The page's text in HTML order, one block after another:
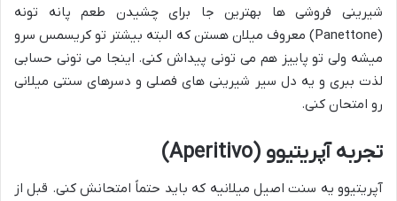
شیرینی فروشی ها بهترین جا برای چشیدن طعم پانه تونه
(Panettone) معروف میلان هستن که البته بیشتر تو کریسمس سرو
میشه ولی تو پاییز هم می تونی پیداش کنی. اینجا می تونی حسابی
لذت ببری و یه دل سیر شیرینی های فصلی و دسرهای سنتی میلانی
رو امتحان کنی.
تجربه آپریتیوو (Aperitivo)
آپریتیوو یه سنت اصیل میلانیه که باید حتماً امتحانش کنی. قبل از